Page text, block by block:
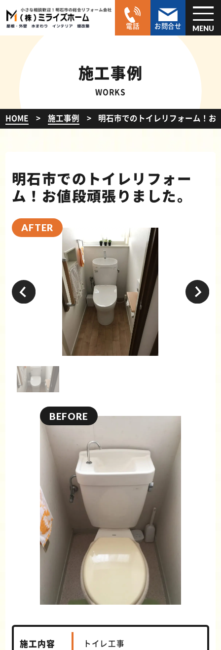
電話 お問合せ MENU
施工事例
WORKS
HOME 施工事例 明石市でのトイレリフォーム！
明石市でのトイレリフォー
ム！お値段頑張りました。
施工内容 トイレ工事